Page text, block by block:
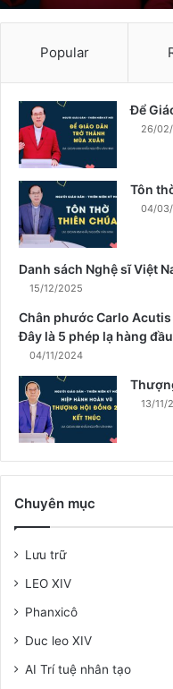
r
ở
à
Popular
Để
26/
Tôn
04/
Danh sách Nghệ sĩ Việt
15/12/2025
Chân phước Carlo
Đây là 5 phép lạ hàng
04/11/2024
13/11/
Chuyên mục
Lưu trữ
LEO XIV
Phanxicô
Duc leo XIV
AI Trí tuệ nhân tạo